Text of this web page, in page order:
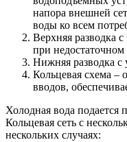
напора внешней
воды ко всем
Верхняя разводка
при недостаточном
Нижняя разводка с
Кольцевая схема –
вводов,
Холодная вода
Кольцевая сеть с
нескольких случаях: